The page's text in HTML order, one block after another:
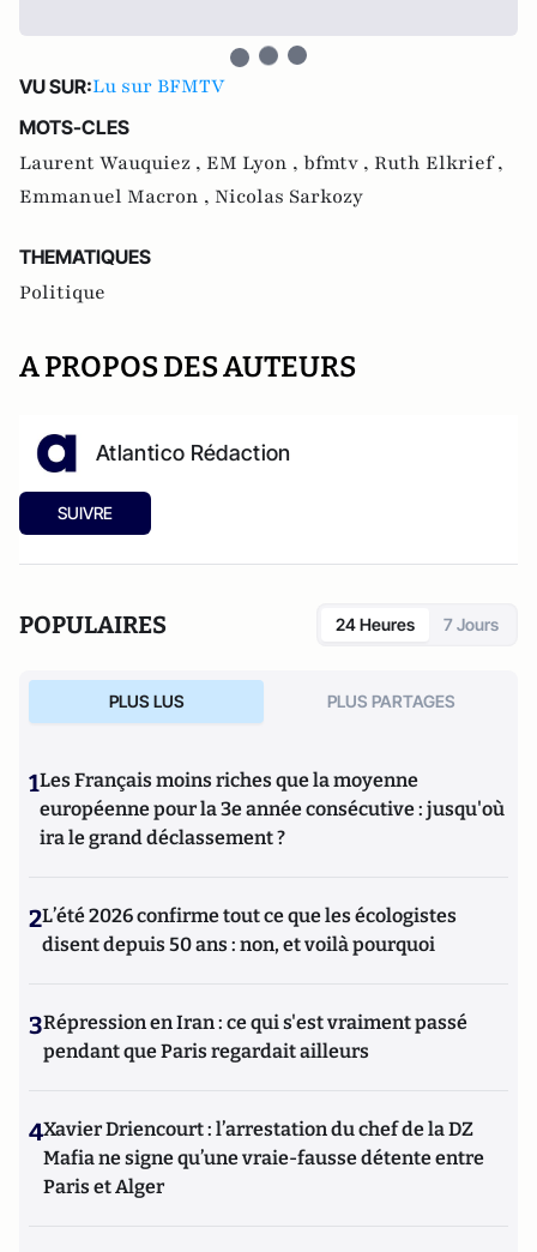
VU SUR:Lu sur BFMTV
MOTS-CLES
Laurent Wauquiez , EM Lyon , bfmtv , Ruth Elkrief ,
Emmanuel Macron , Nicolas Sarkozy
THEMATIQUES
Politique
A PROPOS DES AUTEURS
Atlantico Rédaction
SUIVRE
POPULAIRES 24 Heures 7 Jours
PLUS LUS PLUS PARTAGES
1Les Français moins riches que la moyenne
européenne pour la 3e année consécutive : jusqu'où
ira le grand déclassement ?
2L’été 2026 confirme tout ce que les écologistes
disent depuis 50 ans : non, et voilà pourquoi
3Répression en Iran : ce qui s'est vraiment passé
pendant que Paris regardait ailleurs
4Xavier Driencourt : l’arrestation du chef de la DZ
Mafia ne signe qu’une vraie-fausse détente entre
Paris et Alger